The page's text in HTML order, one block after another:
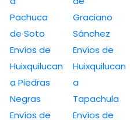
Pachuca
de Soto
Envíos de
Huixquilucan
a Piedras
Negras
Envíos de
Graciano
Sánchez
Envíos de
Huixquilucan
a
Tapachula
Envíos de